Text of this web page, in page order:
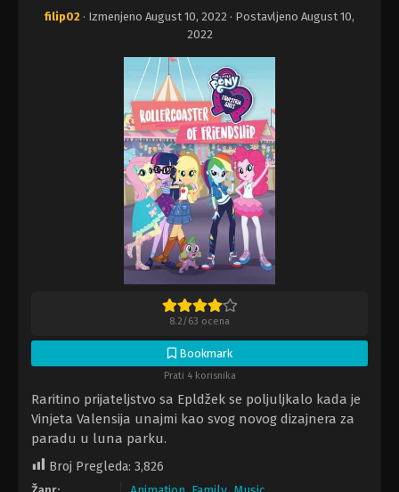
filip02 · Izmenjeno August 10, 2022 · Postavljeno August 10,
2022
8.2/63 ocena
Bookmark
Prati 4 korisnika
Raritino prijateljstvo sa Epldžek se poljuljkalo kada je
Vinjeta Valensija unajmi kao svog novog dizajnera za
paradu u luna parku.
Broj Pregleda: 3,826